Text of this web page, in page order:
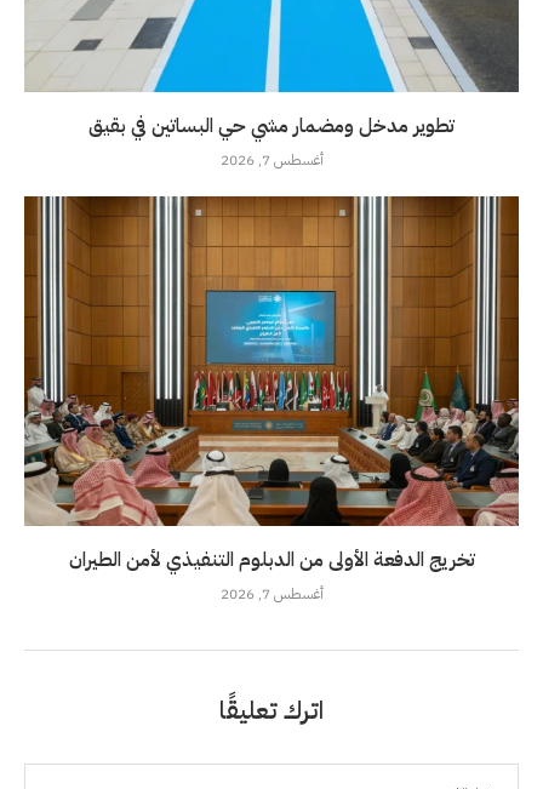
تطوير مدخل ومضمار مشي حي البساتين في بقيق
أغسطس 7, 2026
تخريج الدفعة الأولى من الدبلوم التنفيذي لأمن الطيران
أغسطس 7, 2026
اترك تعليقًا